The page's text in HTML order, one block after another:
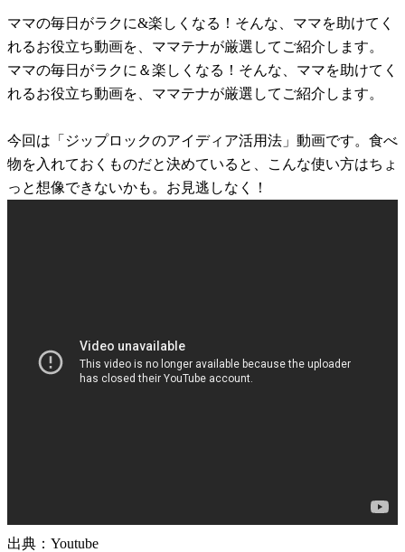
ママの毎日がラクに&楽しくなる！そんな、ママを助けてく
れるお役立ち動画を、ママテナが厳選してご紹介します。
ママの毎日がラクに＆楽しくなる！そんな、ママを助けてく
れるお役立ち動画を、ママテナが厳選してご紹介します。
今回は「ジップロックのアイディア活用法」動画です。食べ
物を入れておくものだと決めていると、こんな使い方はちょ
っと想像できないかも。お見逃しなく！
出典：Youtube